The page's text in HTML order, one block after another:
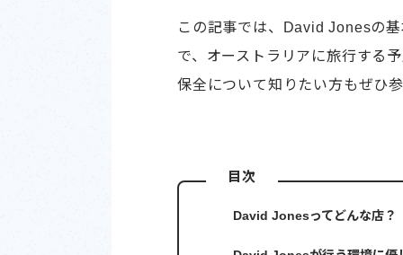
この記事では、David Jonesの
で、オーストラリアに旅行する
保全について知りたい方もぜひ
目次
David Jonesってどんな店？